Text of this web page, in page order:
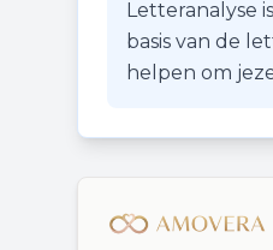
Letteranalyse
basis van de
helpen om